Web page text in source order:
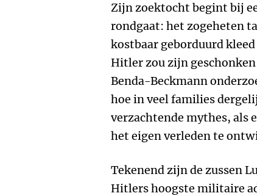
Zijn zoektocht begint bij
rondgaat: het zogeheten
kostbaar geborduurd
Hitler zou zijn
Benda-Beckmann
hoe in veel families
verzachtende mythes, als
het eigen verleden te
Tekenend zijn de zussen
Hitlers hoogste militaire